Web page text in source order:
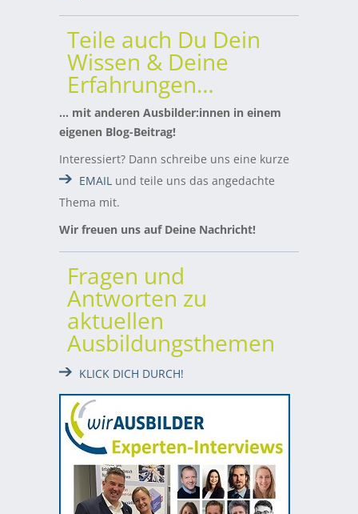
Teile auch Du Dein
Wissen & Deine
Erfahrungen…
… mit anderen Ausbilder:innen in einem
eigenen Blog-Beitrag!
Interessiert? Dann schreibe uns eine kurze
EMAIL und teile uns das angedachte
Thema mit.
Wir freuen uns auf Deine Nachricht!
Fragen und
Antworten zu
aktuellen
Ausbildungsthemen
KLICK DICH DURCH!